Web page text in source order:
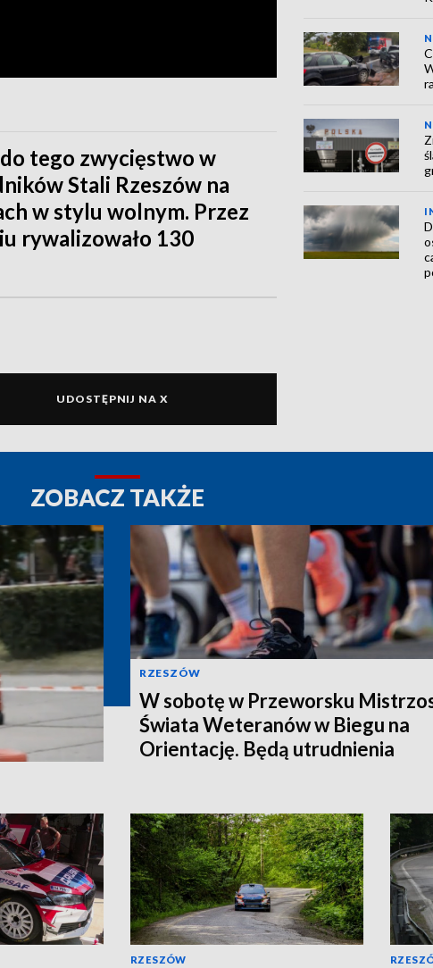
tego zwycięstwo w
Stali Rzeszów na
w stylu wolnym. Przez
rywalizowało 130
UDOSTĘPNIJ NA X
ZOBACZ TAKŻE
RZESZÓW
W sobotę w Przeworsku
Świata Weteranów w Biegu na
Orientację. Będą utrudnienia
RZESZÓW